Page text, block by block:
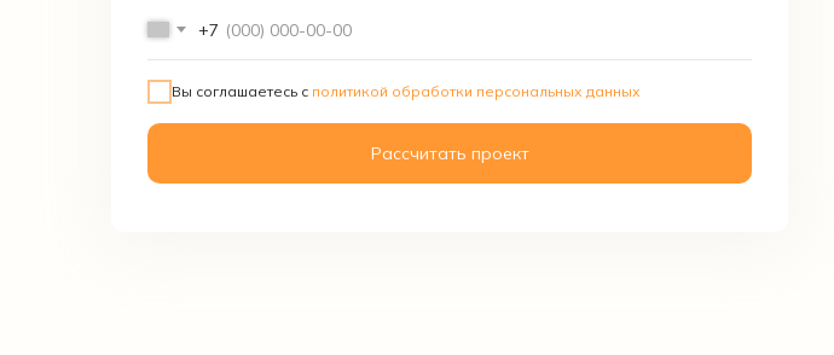
+7
Вы соглашаетесь с политикой обработки персональных данных
Рассчитать проект